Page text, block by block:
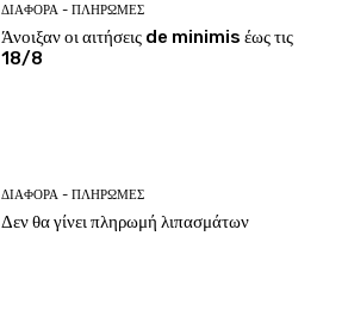
ΔΙΆΦΟΡΑ - ΠΛΗΡΩΜΈΣ
Άνοιξαν οι αιτήσεις de minimis έως τις
18/8
ΔΙΆΦΟΡΑ - ΠΛΗΡΩΜΈΣ
Δεν θα γίνει πληρωμή λιπασμάτων